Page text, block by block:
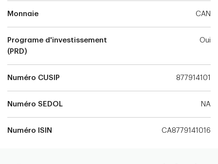
Monnaie CAN
Programe d'investissement
(PRD)
Oui
Numéro CUSIP 877914101
Numéro SEDOL NA
Numéro ISIN CA8779141016